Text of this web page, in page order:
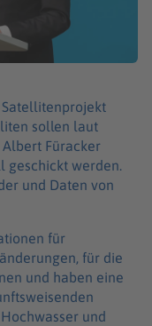
sollen laut
Füracker
geschickt werden.
und Daten von
für
für die
und haben eine
und